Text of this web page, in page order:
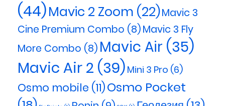
(44)Mavic 2 Zoom (22)Mavic 3
Cine Premium Combo (8)Mavic 3 Fly
More Combo (8) Mavic Air (35)
Mavic Air 2 (39) Mini 3 Pro (6)
Osmo mobile (11)Osmo Pocket